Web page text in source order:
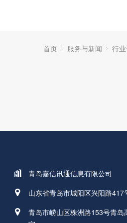
首页 服务与新闻 行
青岛嘉信讯通信息有限公司
山东省青岛市城阳区兴阳路417
青岛市崂山区株洲路153号青